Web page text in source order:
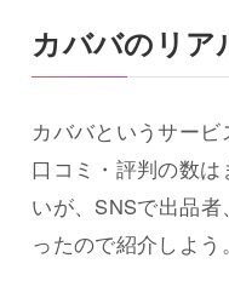
カババのリア
カババというサービ
口コミ・評判の数
いが、SNSで出品
ったので紹介しよう。